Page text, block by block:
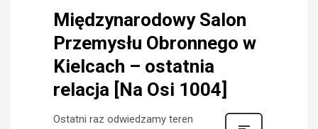
Międzynarodowy Salon
Przemysłu Obronnego w
Kielcach – ostatnia
relacja [Na Osi 1004]
Ostatni raz odwiedzamy teren